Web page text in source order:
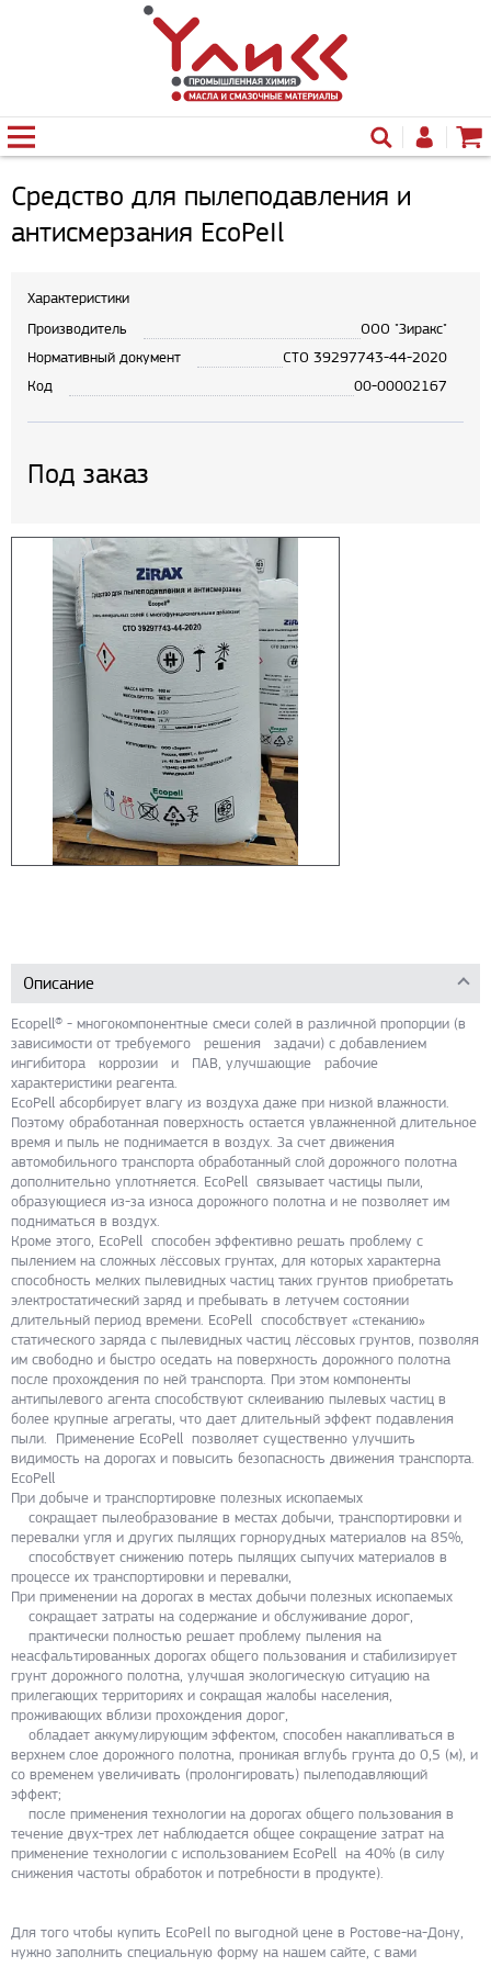
Средство для пылеподавления и
антисмерзания ЕсоРеIl
Характеристики
Производитель
ООО "Зиракс"
Нормативный документ
СТО 39297743-44-2020
Код
00-00002167
Под заказ
Описание
Ecopell® - многокомпонентные смеси солей в различной пропорции (в
зависимости от требуемого решения задачи) с добавлением
ингибитора коррозии и ПАВ, улучшающие рабочие
характеристики реагента.
EcoPell абсорбирует влагу из воздуха даже при низкой влажности.
Поэтому обработанная поверхность остается увлажненной длительное
время и пыль не поднимается в воздух. За счет движения
автомобильного транспорта обработанный слой дорожного полотна
дополнительно уплотняется. EcoPell связывает частицы пыли,
образующиеся из-за износа дорожного полотна и не позволяет им
подниматься в воздух.
Кроме этого, EcoPell способен эффективно решать проблему с
пылением на сложных лёссовых грунтах, для которых характерна
способность мелких пылевидных частиц таких грунтов приобретать
электростатический заряд и пребывать в летучем состоянии
длительный период времени. EcoPell способствует «стеканию»
статического заряда с пылевидных частиц лёссовых грунтов, позволяя
им свободно и быстро оседать на поверхность дорожного полотна
после прохождения по ней транспорта. При этом компоненты
антипылевого агента способствуют склеиванию пылевых частиц в
более крупные агрегаты, что дает длительный эффект подавления
пыли. Применение EcoPell позволяет существенно улучшить
видимость на дорогах и повысить безопасность движения транспорта.
EcoPell
При добыче и транспортировке полезных ископаемых
сокращает пылеобразование в местах добычи, транспортировки и
перевалки угля и других пылящих горнорудных материалов на 85%,
способствует снижению потерь пылящих сыпучих материалов в
процессе их транспортировки и перевалки,
При применении на дорогах в местах добычи полезных ископаемых
сокращает затраты на содержание и обслуживание дорог,
практически полностью решает проблему пыления на
неасфальтированных дорогах общего пользования и стабилизирует
грунт дорожного полотна, улучшая экологическую ситуацию на
прилегающих территориях и сокращая жалобы населения,
проживающих вблизи прохождения дорог,
обладает аккумулирующим эффектом, способен накапливаться в
верхнем слое дорожного полотна, проникая вглубь грунта до 0,5 (м), и
со временем увеличивать (пролонгировать) пылеподавляющий
эффект;
после применения технологии на дорогах общего пользования в
течение двух-трех лет наблюдается общее сокращение затрат на
применение технологии с использованием EcoPell на 40% (в силу
снижения частоты обработок и потребности в продукте).
Для того чтобы купить ЕсоРеIl по выгодной цене в Ростове-на-Дону,
нужно заполнить специальную форму на нашем сайте, с вами